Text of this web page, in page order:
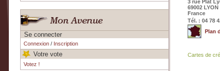
Se connecter
Connexion/ Inscription
Votre vote
Votez !
3 rue Plat
69002 LYON
France
Tél. : 04 78
Plan
Cartes de